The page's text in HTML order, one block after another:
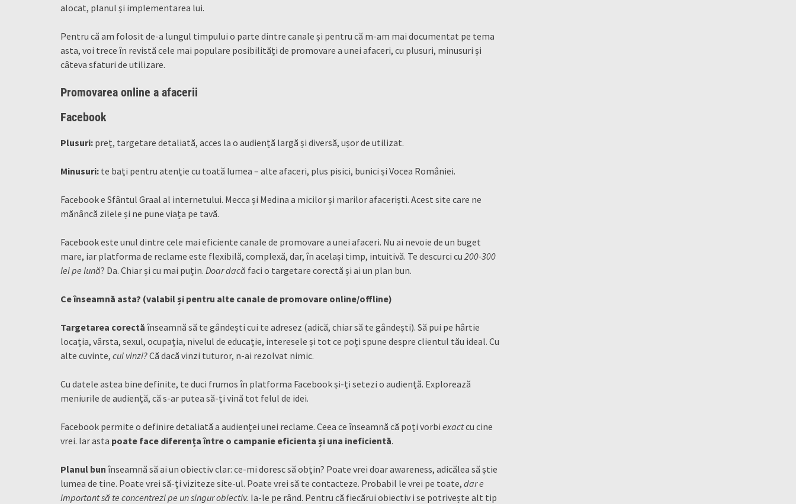
alocat, planul și implementarea lui.
Pentru că am folosit de-a lungul timpului o parte dintre canale și pentru că m-am mai documentat pe tema
asta, voi trece în revistă cele mai populare posibilități de promovare a unei afaceri, cu plusuri, minusuri și
câteva sfaturi de utilizare.
Promovarea online a afacerii
Facebook
Plusuri: preț, targetare detaliată, acces la o audiență largă și diversă, ușor de utilizat.
Minusuri: te bați pentru atenție cu toată lumea – alte afaceri, plus pisici, bunici și Vocea României.
Facebook e Sfântul Graal al internetului. Mecca și Medina a micilor și marilor afaceriști. Acest site care ne
mănâncă zilele și ne pune viața pe tavă.
Facebook este unul dintre cele mai eficiente canale de promovare a unei afaceri. Nu ai nevoie de un buget
mare, iar platforma de reclame este flexibilă, complexă, dar, în același timp, intuitivă. Te descurci cu 200-300
lei pe lună? Da. Chiar și cu mai puțin. Doar dacă faci o targetare corectă și ai un plan bun.
Ce înseamnă asta? (valabil și pentru alte canale de promovare online/offline)
Targetarea corectă înseamnă să te gândești cui te adresez (adică, chiar să te gândești). Să pui pe hârtie
locația, vârsta, sexul, ocupația, nivelul de educație, interesele și tot ce poți spune despre clientul tău ideal. Cu
alte cuvinte, cui vinzi?Că dacă vinzi tuturor, n-ai rezolvat nimic.
Cu datele astea bine definite, te duci frumos în platforma Facebook și-ți setezi o audiență. Explorează
meniurile de audiență, că s-ar putea să-ți vină tot felul de idei.
Facebook permite o definire detaliată a audienței unei reclame. Ceea ce înseamnă că poți vorbi exactcu cine
vrei. Iar asta poate face diferența între o campanie eficienta și una ineficientă.
Planul bun înseamnă să ai un obiectiv clar: ce-mi doresc să obțin? Poate vrei doar awareness, adicălea să știe
lumea de tine. Poate vrei să-ți viziteze site-ul. Poate vrei să te contacteze. Probabil le vrei pe toate, dar e
important să te concentrezi pe un singur obiectiv. Ia-le pe rând. Pentru că fiecărui obiectiv i se potrivește alt tip